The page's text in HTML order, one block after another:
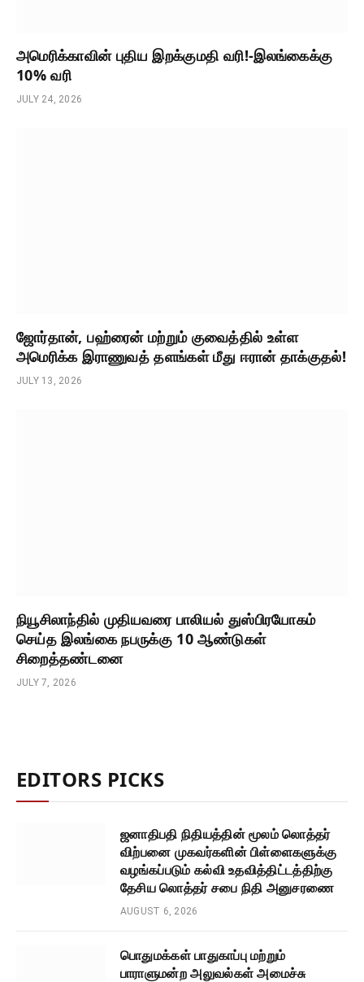
அமெரிக்காவின் புதிய இறக்குமதி வரி!-இலங்கைக்கு
10% வரி
JULY 24, 2026
ஜோர்தான், பஹ்ரைன் மற்றும் குவைத்தில் உள்ள
அமெரிக்க இராணுவத் தளங்கள் மீது ஈரான் தாக்குதல்!
JULY 13, 2026
நியூசிலாந்தில் முதியவரை பாலியல் துஸ்பிரயோகம்
செய்த இலங்கை நபருக்கு 10 ஆண்டுகள்
சிறைத்தண்டனை
JULY 7, 2026
EDITORS PICKS
ஜனாதிபதி நிதியத்தின் மூலம் லொத்தர்
விற்பனை முகவர்களின் பிள்ளைகளுக்கு
வழங்கப்படும் கல்வி உதவித்திட்டத்திற்கு
தேசிய லொத்தர் சபை நிதி அனுசரணை
AUGUST 6, 2026
பொதுமக்கள் பாதுகாப்பு மற்றும்
பாராளுமன்ற அலுவல்கள் அமைச்சு